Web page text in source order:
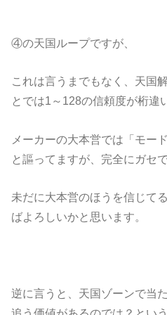
④の天国ループですが、
これは言うまでもなく、天国
とでは1～128の信頼度が桁違
メーカーの大本営では「モー
と謳ってますが、完全にガセで
未だに大本営のほうを信じて
ばよろしいかと思います。
逆に言うと、天国ゾーンで当